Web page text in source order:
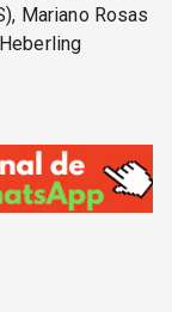
Mariano Rosas